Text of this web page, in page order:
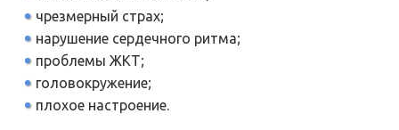
чрезмерный страх;
нарушение сердечного ритма;
проблемы ЖКТ;
головокружение;
плохое настроение.